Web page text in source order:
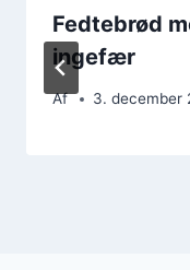
Fedtebrød
ingefær
Af 3. december